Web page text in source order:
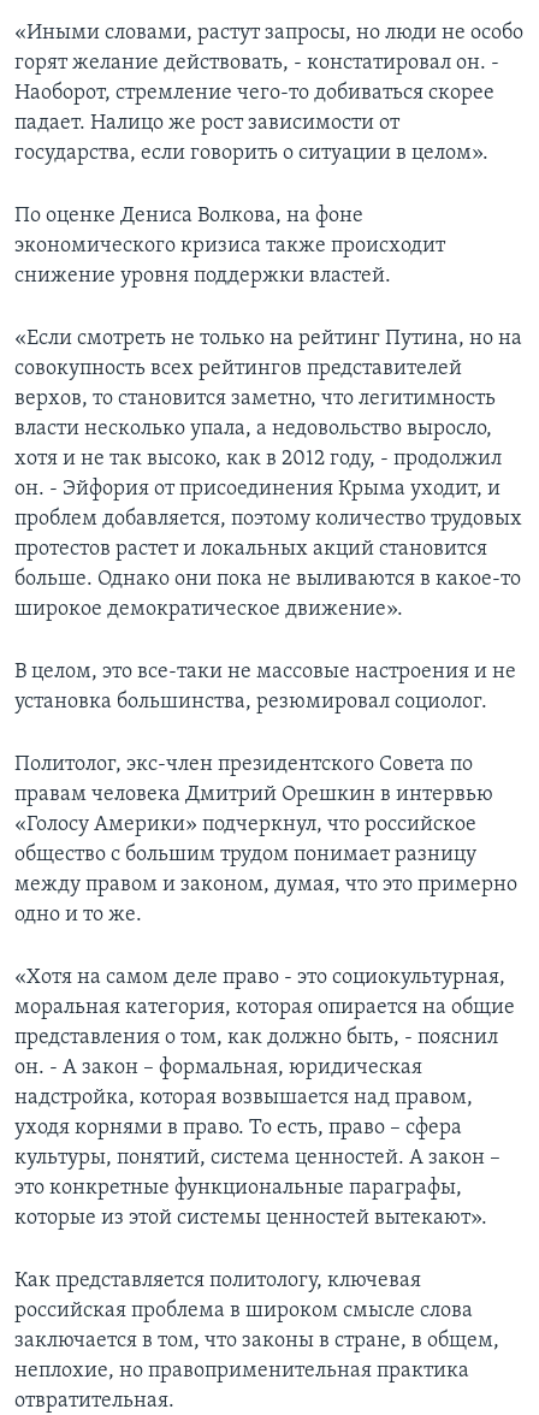
«Иными словами, растут запросы, но люди не особо
горят желание действовать, - констатировал он. -
Наоборот, стремление чего-то добиваться скорее
падает. Налицо же рост зависимости от
государства, если говорить о ситуации в целом».
По оценке Дениса Волкова, на фоне
экономического кризиса также происходит
снижение уровня поддержки властей.
«Если смотреть не только на рейтинг Путина, но на
совокупность всех рейтингов представителей
верхов, то становится заметно, что легитимность
власти несколько упала, а недовольство выросло,
хотя и не так высоко, как в 2012 году, - продолжил
он. - Эйфория от присоединения Крыма уходит, и
проблем добавляется, поэтому количество трудовых
протестов растет и локальных акций становится
больше. Однако они пока не выливаются в какое-то
широкое демократическое движение».
В целом, это все-таки не массовые настроения и не
установка большинства, резюмировал социолог.
Политолог, экс-член президентского Совета по
правам человека Дмитрий Орешкин в интервью
«Голосу Америки» подчеркнул, что российское
общество с большим трудом понимает разницу
между правом и законом, думая, что это примерно
одно и то же.
«Хотя на самом деле право - это социокультурная,
моральная категория, которая опирается на общие
представления о том, как должно быть, - пояснил
он. - А закон – формальная, юридическая
надстройка, которая возвышается над правом,
уходя корнями в право. То есть, право – сфера
культуры, понятий, система ценностей. А закон –
это конкретные функциональные параграфы,
которые из этой системы ценностей вытекают».
Как представляется политологу, ключевая
российская проблема в широком смысле слова
заключается в том, что законы в стране, в общем,
неплохие, но правоприменительная практика
отвратительная.